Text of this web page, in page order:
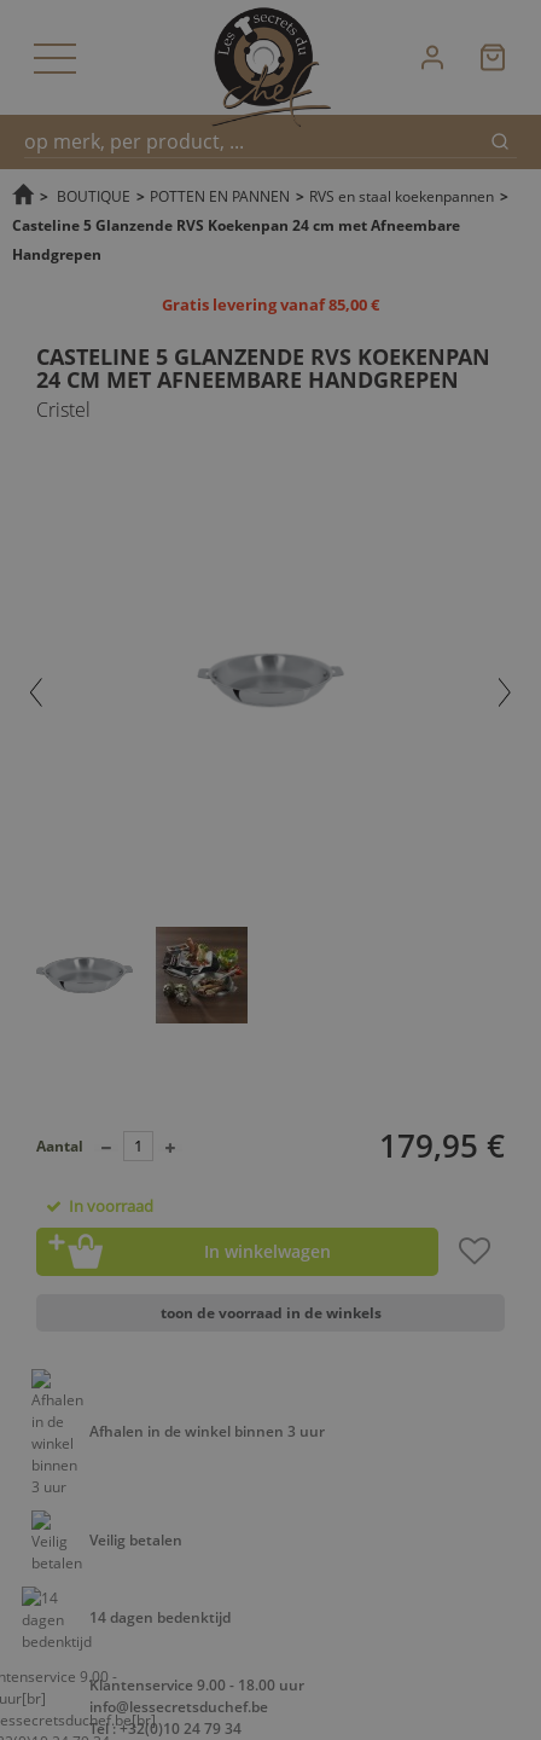
Snel
zoeken
> BOUTIQUE > POTTEN EN PANNEN > RVS en staal koekenpannen >
Casteline 5 Glanzende RVS Koekenpan 24 cm met Afneembare
Handgrepen
Gratis levering vanaf 85,00 €
CASTELINE 5 GLANZENDE RVS KOEKENPAN
24 CM MET AFNEEMBARE HANDGREPEN
Cristel
179,95 €
Aantal
In voorraad
In winkelwagen
toon de voorraad in de winkels
Afhalen in de winkel binnen 3 uur
Veilig betalen
14 dagen bedenktijd
Klantenservice 9.00 - 18.00 uur
info@lessecretsduchef.be
Tel : +32(0)10 24 79 34